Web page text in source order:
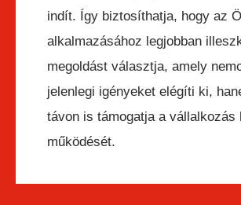
indít. Így biztosíthatja, hogy az
alkalmazásához legjobban
megoldást választja, amely
jelenlegi igényeket elégíti ki,
távon is támogatja a vállalkozás
működését.